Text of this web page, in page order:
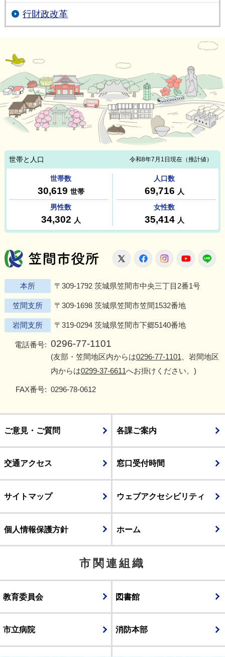
行財政改革
笠間市役所
X FacebookInstagram
本所 〒309-1792 茨城県笠間市中央三丁目2番1号
笠間支所 〒309-1698 茨城県笠間市笠間1532番地
岩間支所 〒319-0294 茨城県笠間市下郷5140番地
電話番号: 0296-77-1101
(友部・笠間地区内からは0296-77-1101 、岩間地区
内からは0299-37-6611へお掛けください。)
FAX番号: 0296-78-0612
ご意見・ご質問 各課ご案内
交通アクセス 窓口受付時間
サイトマップ ウェブアクセシビリティ
個人情報保護方針 ホーム
市関連組織
教育委員会 図書館
市立病院 消防本部